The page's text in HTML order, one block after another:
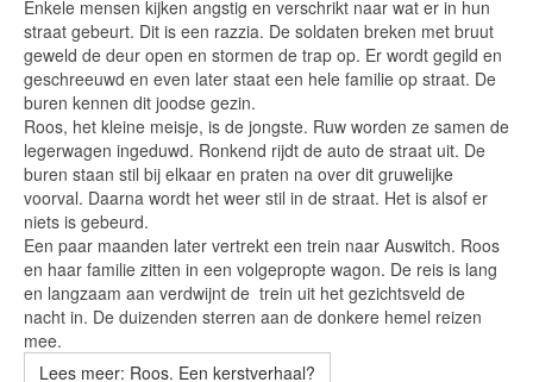
Enkele mensen kijken angstig en verschrikt naar wat er in hun
straat gebeurt. Dit is een razzia. De soldaten breken met bruut
geweld de deur open en stormen de trap op. Er wordt gegild en
geschreeuwd en even later staat een hele familie op straat. De
buren kennen dit joodse gezin.
Roos, het kleine meisje, is de jongste. Ruw worden ze samen de
legerwagen ingeduwd. Ronkend rijdt de auto de straat uit. De
buren staan stil bij elkaar en praten na over dit gruwelijke
voorval. Daarna wordt het weer stil in de straat. Het is alsof er
niets is gebeurd.
Een paar maanden later vertrekt een trein naar Auswitch. Roos
en haar familie zitten in een volgepropte wagon. De reis is lang
en langzaam aan verdwijnt de trein uit het gezichtsveld de
nacht in. De duizenden sterren aan de donkere hemel reizen
mee.
Lees meer: Roos. Een kerstverhaal?